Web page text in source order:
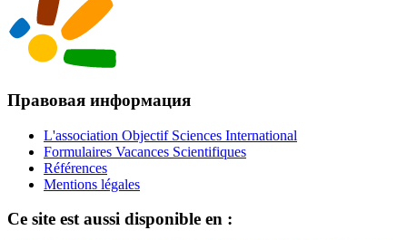
Правовая информация
L'association Objectif Sciences International
Formulaires Vacances Scientifiques
Références
Mentions légales
Ce site est aussi disponible en :